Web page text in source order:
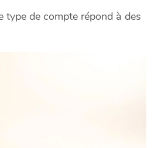
type de compte répond à des